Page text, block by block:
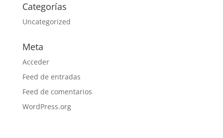
Categorías
Uncategorized
Meta
Acceder
Feed de entradas
Feed de comentarios
WordPress.org